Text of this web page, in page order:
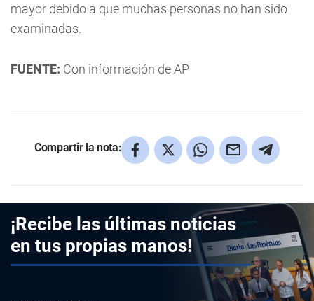
mayor debido a que muchas personas no han sido
examinadas.
FUENTE: Con información de AP
Compartir la nota:
¡Recibe las últimas noticias
en tus propias manos!